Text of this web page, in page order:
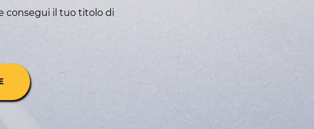
consegui il tuo titolo di